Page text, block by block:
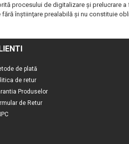
procesului de digitalizare și
înştiinţare prealabilă şi nu constituie
de plată
de retur
Produselor
de Retur